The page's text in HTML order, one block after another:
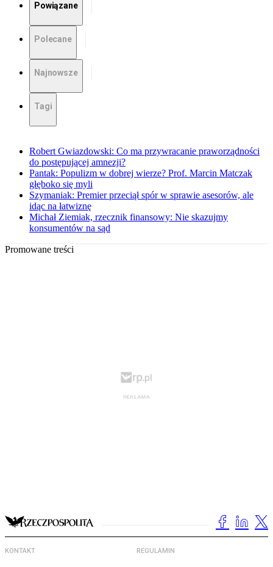
Powiązane
Polecane
Najnowsze
Tagi
Robert Gwiazdowski: Co ma przywracanie praworządności
do postępującej amnezji?
Pantak: Populizm w dobrej wierze? Prof. Marcin Matczak
głęboko się myli
Szymaniak: Premier przeciął spór w sprawie asesorów, ale
idąc na łatwiznę
Michał Ziemiak, rzecznik finansowy: Nie skazujmy
konsumentów na sąd
Promowane treści
KONTAKT REGULAMIN